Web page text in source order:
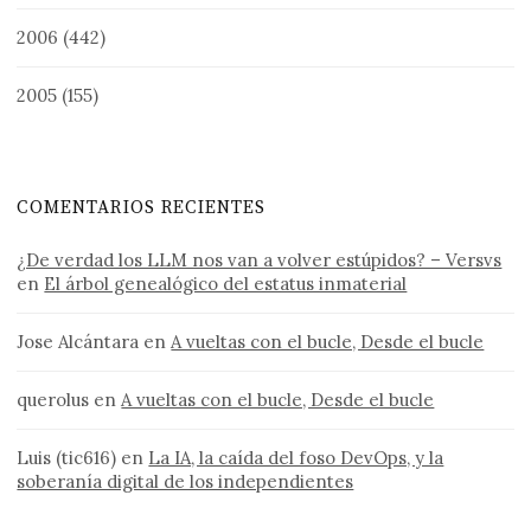
2006 (442)
2005 (155)
COMENTARIOS RECIENTES
¿De verdad los LLM nos van a volver estúpidos? – Versvs
en El árbol genealógico del estatus inmaterial
Jose Alcántara en A vueltas con el bucle, Desde el bucle
querolus en A vueltas con el bucle, Desde el bucle
Luis (tic616) en La IA, la caída del foso DevOps, y la
soberanía digital de los independientes